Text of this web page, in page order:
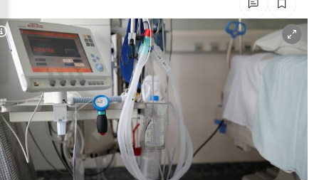
Untermenü
Untermenü
Untermenü
Untermenü
Untermenü
Copyright-Hinweis öffnen/schließen